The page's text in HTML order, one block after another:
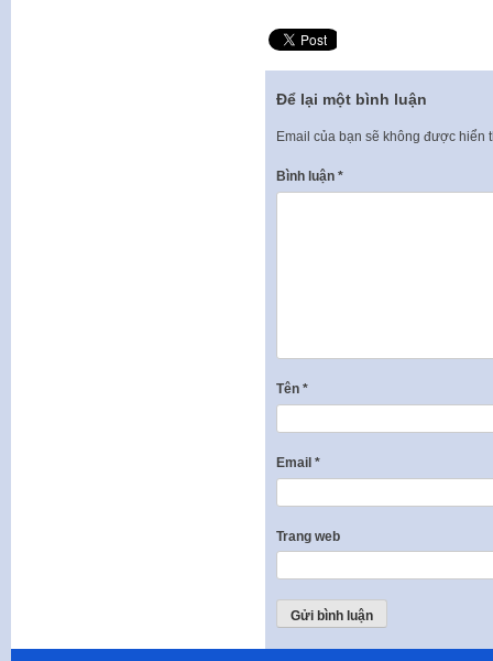
Để lại một bình luận
Email của bạn sẽ không được hiển
Bình luận *
Tên *
Email *
Trang web